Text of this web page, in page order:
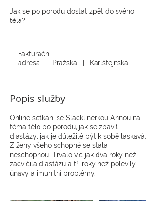
Jak se po porodu dostat zpět do svého
těla?
Fakturační
adresa
Pražská Karlštejnská
Popis služby
Online setkání se Slacklinerkou Annou na
téma tělo po porodu, jak se zbavit
diastázy, jak je důležité být k sobě laskavá.
Z ženy všeho schopné se stala
neschopnou. Trvalo víc jak dva roky než
zacvičila diastázu a tři roky než polevily
únavy a imunitní problémy.